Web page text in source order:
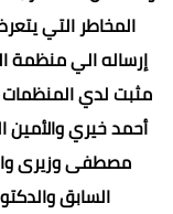
المخاطر التي
إرساله الي منظمة
مثبت لدي المنظمات
أحمد خيري والأمين
مصطفى وزيرى
السابق